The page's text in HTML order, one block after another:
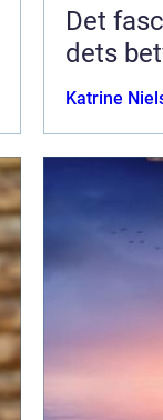
Det
dets
Katrine